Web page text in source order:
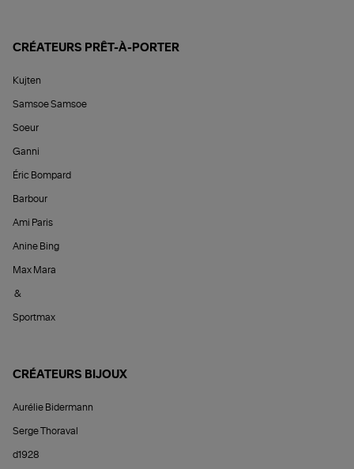
CRÉATEURS PRÊT-À-PORTER
Kujten
Samsoe Samsoe
Soeur
Ganni
Éric Bompard
Barbour
Ami Paris
Anine Bing
Max Mara
&
Sportmax
CRÉATEURS BIJOUX
Aurélie Bidermann
Serge Thoraval
d1928